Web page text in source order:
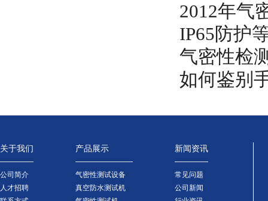
2012年气
IP65防护
气密性检
如何鉴别
关于我们
公司简介
人才招聘
产品展示
气密性测试设备
真空防水测试机
新闻资讯
常见问题
公司新闻